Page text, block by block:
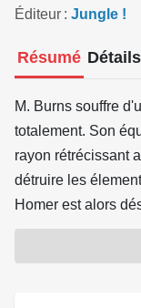
Éditeur Jungle !
Résumé Détails
M. Burns souffre
totalement. Son
rayon rétrécissant
détruire les
Homer est alors
au moment où il
retrouvent